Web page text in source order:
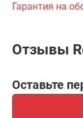
Гарантия на
Отзывы
Оставьте